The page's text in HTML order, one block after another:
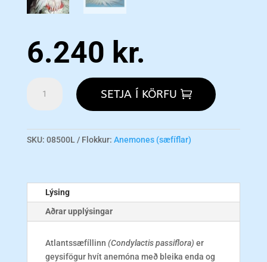
6.240 kr.
Anemone
SETJA Í KÖRFU
SKU: 08500L Flokkur: Anemones (sæfíflar)
Lýsing
Aðrar upplýsingar
Atlantssæfíllinn (Condylactis passiflora) er
geysifögur hvít anemóna með bleika enda og